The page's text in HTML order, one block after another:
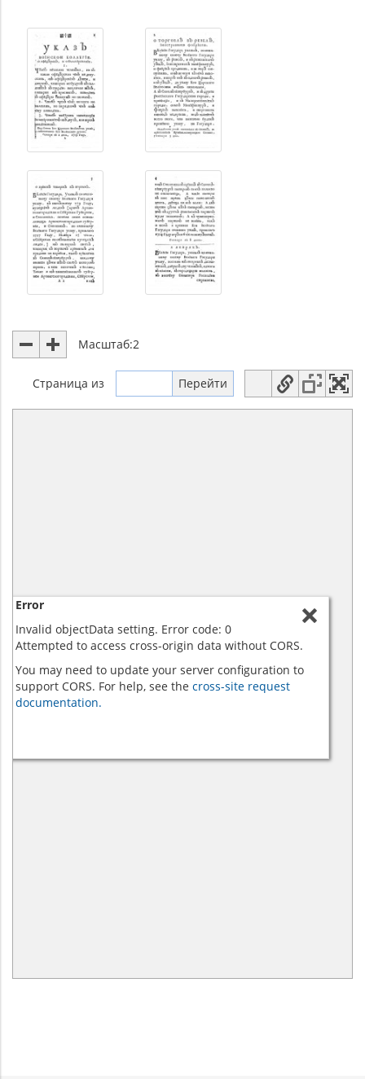
Масштаб:2
Страница из
Error
Invalid objectData setting. Error code: 0
Attempted to access cross-origin data without CORS.
You may need to update your server configuration to
support CORS. For help, see the cross-site request
documentation.